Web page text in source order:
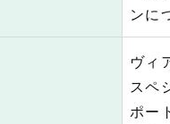
ンに
ヴィ
スペ
ポー